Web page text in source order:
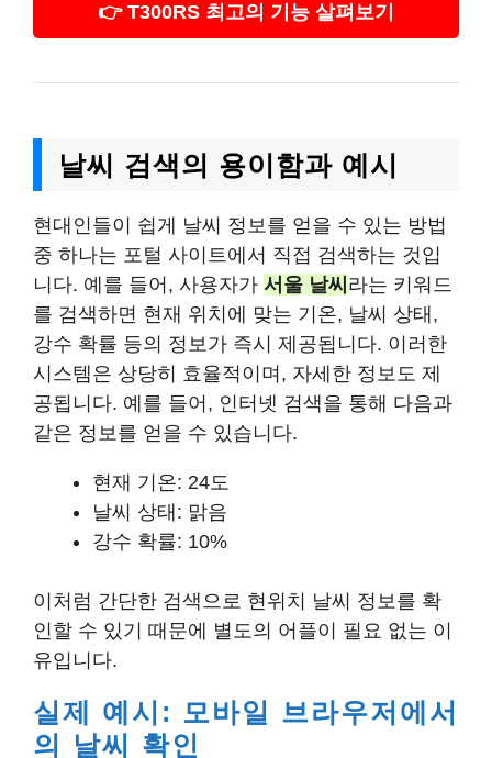
👉 T300RS 최고의 기능 살펴보기
날씨 검색의 용이함과 예시
현대인들이 쉽게 날씨 정보를 얻을 수 있는 방법
중 하나는 포털 사이트에서 직접 검색하는 것입
니다. 예를 들어, 사용자가 서울 날씨 라는 키워드
를 검색하면 현재 위치에 맞는 기온, 날씨 상태,
강수 확률 등의 정보가 즉시 제공됩니다. 이러한
시스템은 상당히 효율적이며, 자세한 정보도 제
공됩니다. 예를 들어, 인터넷 검색을 통해 다음과
같은 정보를 얻을 수 있습니다.
현재 기온: 24도
날씨 상태: 맑음
강수 확률: 10%
이처럼 간단한 검색으로 현위치 날씨 정보를 확
인할 수 있기 때문에 별도의 어플이 필요 없는 이
유입니다.
실제 예시: 모바일 브라우저에서
의 날씨 확인